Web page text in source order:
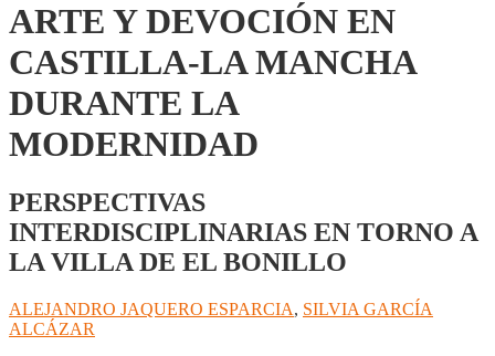
LA
ARTE Y DEVOCIÓN EN
CASTILLA-LA MANCHA
DURANTE LA
MODERNIDAD
PERSPECTIVAS
INTERDISCIPLINARIAS EN TORNO A
LA VILLA DE EL BONILLO
ALEJANDRO JAQUERO ESPARCIA, SILVIA GARCÍA
ALCÁZAR